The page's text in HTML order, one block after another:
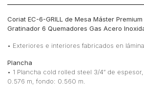
Coriat EC-6-GRILL de Mesa Máster
Gratinador 6 Quemadores Gas Acero
• Exteriores e interiores fabricados en
Plancha
• 1 Plancha cold rolled steel 3/4″ de
0.576 m, fondo: 0.560 m.